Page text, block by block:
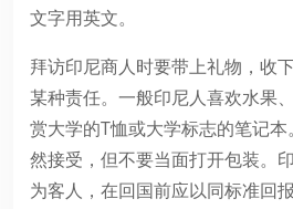
文字用英文。
拜访印尼商人时要带上礼物，收
某种责任。一般印尼人喜欢水果
赏大学的T恤或大学标志的笔记
然接受，但不要当面打开包装。
为客人，在回国前应以同标准回报